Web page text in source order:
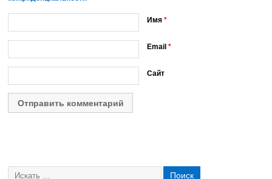
Имя*
Email*
Сайт